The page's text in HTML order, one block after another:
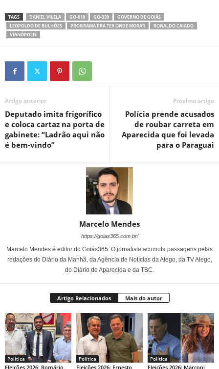
TAGS DANIEL VILELA GO-010 GO-330
GOVERNO DE GOIÁS
LEOPOLDO DE BULHÕES
PROGRAMA PRA TER ONDE MORAR
RONALDO CAIADO
VIANÓPOLIS
Artigo anterior
Deputado imita frigorífico
e coloca cartaz na porta de
gabinete: “Ladrão aqui não
é bem-vindo”
Próximo artigo
Polícia prende acusados
de roubar carreta em
Aparecida que foi levada
para o Paraguai
Marcelo Mendes
https://goias365.com.br/
Marcelo Mendes é editor do Goiás365. O jornalista acumula passagens pelas
redações do Diário da Manhã, da Agência de Notícias da Alego, da TV Alego,
do Diário de Aparecida e da TBC.
Artigo Relacionados Mais do autor
Política
Eleições 2026: Romário
Política
Eleições 2026: Ernesto
Política
Eleições 2026: Marconi